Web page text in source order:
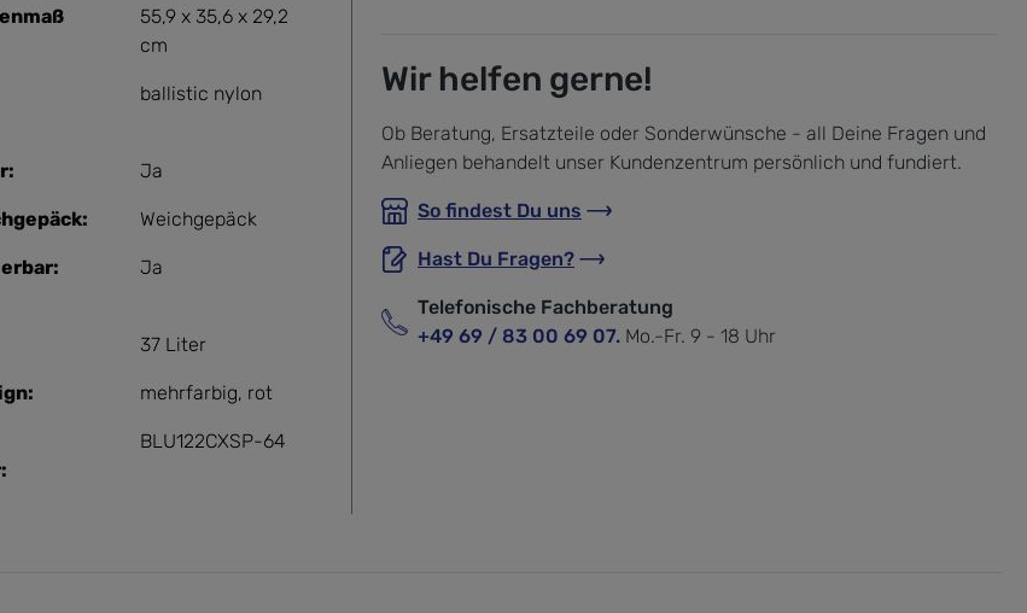
55,9 x 35,6 x 29,2
cm
ballistic nylon
Ja
Weichgepäck
Ja
37 Liter
mehrfarbig, rot
BLU122CXSP-64
Wir helfen gerne!
Ob Beratung, Ersatzteile oder Sonderwünsche - all Deine Fragen und
Anliegen behandelt unser Kundenzentrum persönlich und fundiert.
So findest Du uns
Hast Du Fragen?
Telefonische Fachberatung
+49 69 / 83 00 69 07. Mo.-Fr. 9 - 18 Uhr